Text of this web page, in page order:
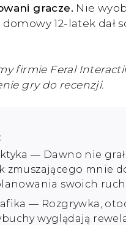
gracze. Nie
12-latek dał
firmie Feral
gry do recenzji.
— Dawno nie
zmuszającego mnie
swoich
— Rozgrywka,
wyglądają